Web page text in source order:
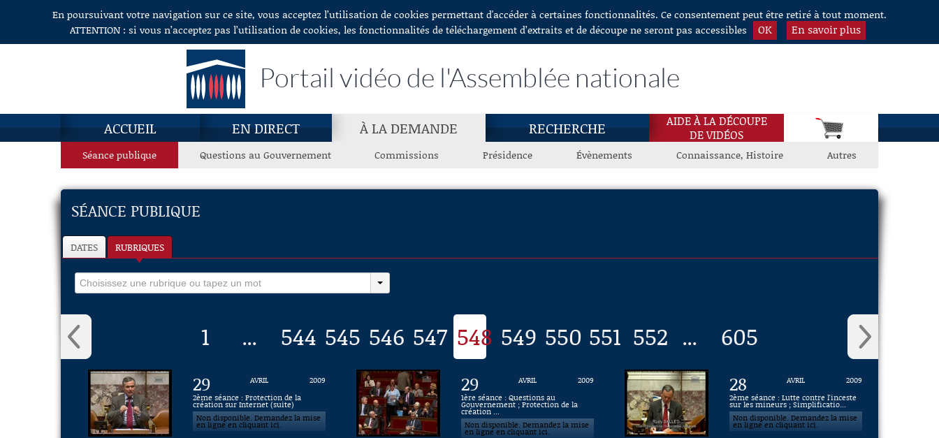
Aller au contenuEn poursuivant votre navigation sur ce site, vous acceptez l’utilisation de cookies permettant d'accéder à certaines fonctionnalités. Ce consentement peut être retiré à tout moment.
ATTENTION : si vous n’acceptez pas l’utilisation de cookies, les fonctionnalités de téléchargement d’extraits et de découpe ne seront pas accessibles
OK En savoir plus
Portail vidéo de l'Assemblée nationale
ACCUEIL EN DIRECT À LA DEMANDE RECHERCHE
AIDE À LA DÉCOUPE
DE VIDÉOS
Séance publique Questions au Gouvernement Commissions Présidence Évènements Connaissance, Histoire Autres
SÉANCE PUBLIQUE
DATES RUBRIQUES
1 ... 544 545 546 547 548 549 550 551 552 ... 605
29 AVRIL
2009
2ème séance : Protection de la
création sur Internet (suite)
Non disponible. Demandez la mise
en ligne en cliquant ici.
29 AVRIL
2009
1ère séance : Questions au
Gouvernement ; Protection de la
création ...
Non disponible. Demandez la mise
en ligne en cliquant ici.
28 AVRIL
2009
2ème séance : Lutte contre l'inceste
sur les mineurs ; Simplificatio...
Non disponible. Demandez la mise
en ligne en cliquant ici.